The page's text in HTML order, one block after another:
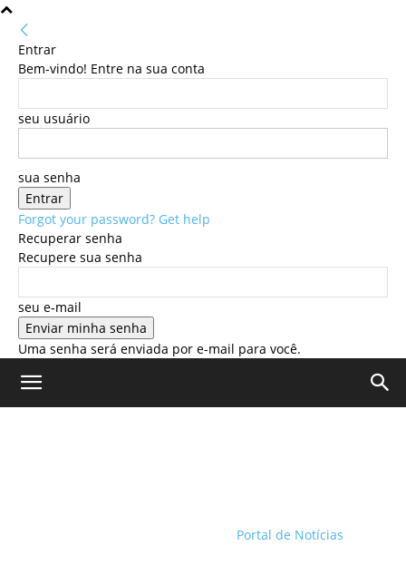
Entrar
Bem-vindo! Entre na sua conta
seu usuário
sua senha
Forgot your password? Get help
Recuperar senha
Recupere sua senha
seu e-mail
Uma senha será enviada por e-mail para você.
Portal de Notícias